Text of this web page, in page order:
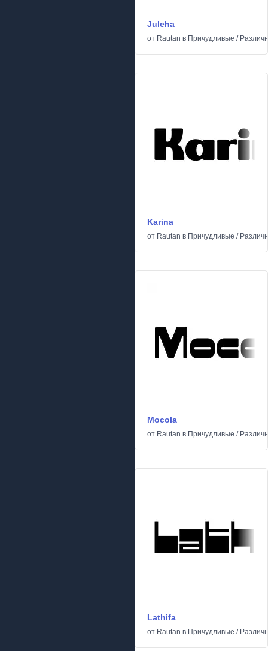
Juleha
от Rautan в Причудливые /
Karina
от Rautan в Причудливые /
Mocola
от Rautan в Причудливые /
Lathifa
от Rautan в Причудливые /